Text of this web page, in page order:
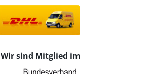
Wir sind Mitglied im